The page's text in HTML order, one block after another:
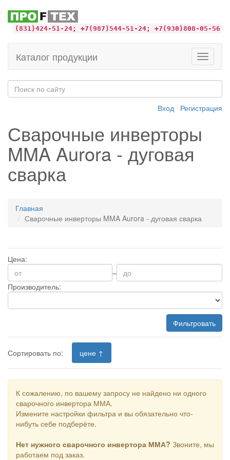
(831)424-51-24; +7(987)544-51-24; +7(930)808-05-56
Toggle
Каталог продукции
Вход Регистрация
Сварочные инверторы
MMA Aurora - дуговая
сварка
Главная
Сварочные инверторы MMA Aurora - дуговая сварка
Цена:
–
Производитель:
Фильтровать
Сортировать по: цене ↑
К сожалению, по вашему запросу не найдено ни одного
сварочного инвертора ММА.
Измените настройки фильтра и вы обязательно что-
нибуть себе подберёте.
Нет нужного сварочного инвертора ММА? Звоните, мы
работаем под заказ.